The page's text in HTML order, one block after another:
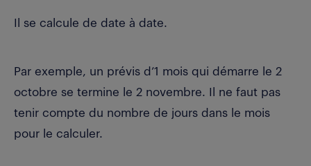
Il se calcule de date à date.
Par exemple, un prévis d’1 mois qui démarre le 2
octobre se termine le 2 novembre. Il ne faut pas
tenir compte du nombre de jours dans le mois
pour le calculer.